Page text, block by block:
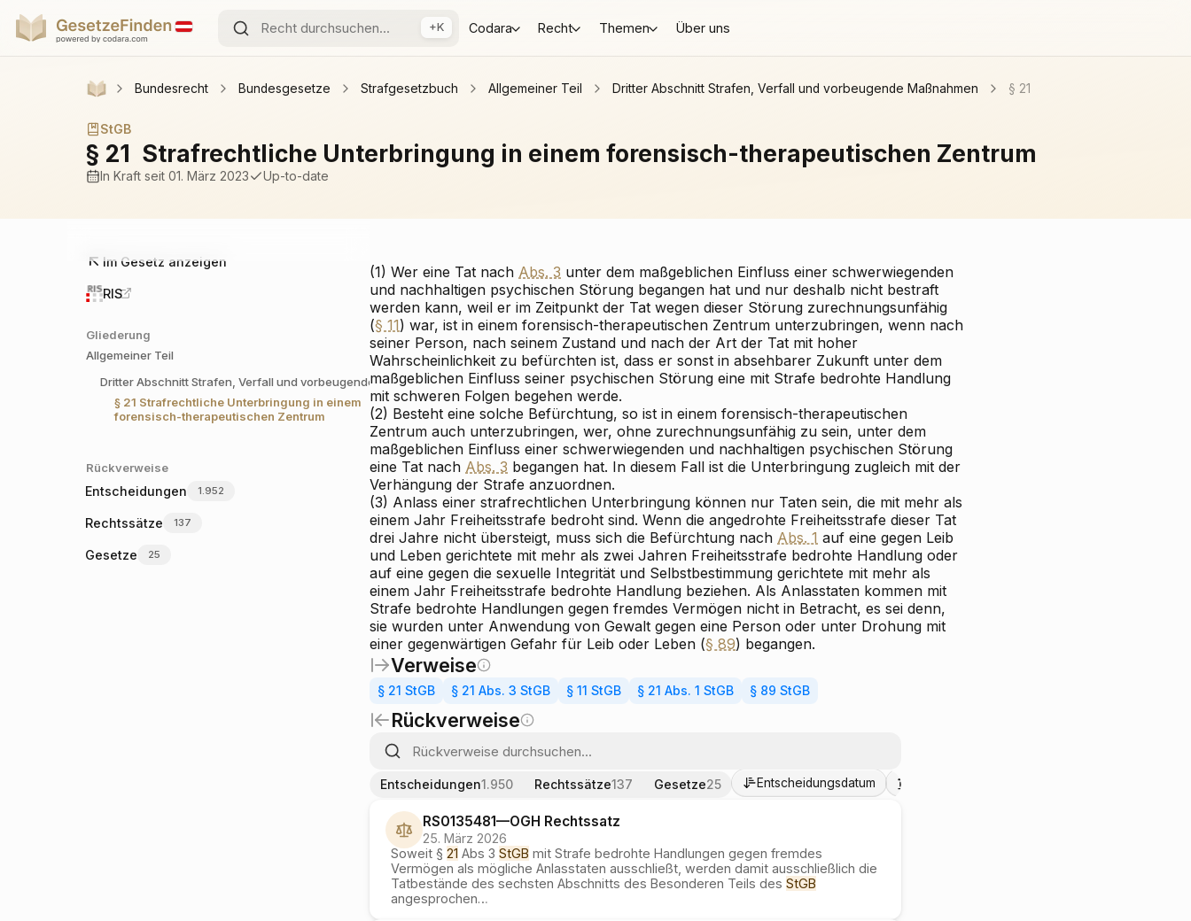
+K Codara Recht Themen Über uns
Bundesrecht Bundesgesetze Strafgesetzbuch Allgemeiner Teil Dritter Abschnitt Strafen, Verfall und vorbeugende Maßnahmen § 21
StGB
§ 21 Strafrechtliche Unterbringung in einem forensisch-therapeutischen Zentrum
In Kraft seit 01. März 2023 Up-to-date
Im Gesetz anzeigen
RIS
Gliederung
Allgemeiner Teil
Dritter AbschnittStrafen, Verfall und vorbeugende Maßnahmen
§ 21 Strafrechtliche Unterbringung in einem
forensisch-therapeutischen Zentrum
Rückverweise
Entscheidungen 1.952
Rechtssätze 137
Gesetze 25
(1) Wer eine Tat nach Abs. 3 unter dem maßgeblichen Einfluss einer schwerwiegenden
und nachhaltigen psychischen Störung begangen hat und nur deshalb nicht bestraft
werden kann, weil er im Zeitpunkt der Tat wegen dieser Störung zurechnungsunfähig
(§ 11) war, ist in einem forensisch-therapeutischen Zentrum unterzubringen, wenn nach
seiner Person, nach seinem Zustand und nach der Art der Tat mit hoher
Wahrscheinlichkeit zu befürchten ist, dass er sonst in absehbarer Zukunft unter dem
maßgeblichen Einfluss seiner psychischen Störung eine mit Strafe bedrohte Handlung
mit schweren Folgen begehen werde.
(2) Besteht eine solche Befürchtung, so ist in einem forensisch-therapeutischen
Zentrum auch unterzubringen, wer, ohne zurechnungsunfähig zu sein, unter dem
maßgeblichen Einfluss einer schwerwiegenden und nachhaltigen psychischen Störung
eine Tat nach Abs. 3 begangen hat. In diesem Fall ist die Unterbringung zugleich mit der
Verhängung der Strafe anzuordnen.
(3) Anlass einer strafrechtlichen Unterbringung können nur Taten sein, die mit mehr als
einem Jahr Freiheitsstrafe bedroht sind. Wenn die angedrohte Freiheitsstrafe dieser Tat
drei Jahre nicht übersteigt, muss sich die Befürchtung nach Abs. 1 auf eine gegen Leib
und Leben gerichtete mit mehr als zwei Jahren Freiheitsstrafe bedrohte Handlung oder
auf eine gegen die sexuelle Integrität und Selbstbestimmung gerichtete mit mehr als
einem Jahr Freiheitsstrafe bedrohte Handlung beziehen. Als Anlasstaten kommen mit
Strafe bedrohte Handlungen gegen fremdes Vermögen nicht in Betracht, es sei denn,
sie wurden unter Anwendung von Gewalt gegen eine Person oder unter Drohung mit
einer gegenwärtigen Gefahr für Leib oder Leben (§ 89) begangen.
Verweise
§ 21 StGB § 21 Abs. 3 StGB § 11 StGB § 21 Abs. 1 StGB § 89 StGB
Rückverweise
Entscheidungen1.950 Rechtssätze137 Gesetze25 Entscheidungsdatum
RS0135481—OGH Rechtssatz
25. März 2026
Soweit § 21 Abs 3 StGB mit Strafe bedrohte Handlungen gegen fremdes
Vermögen als mögliche Anlasstaten ausschließt, werden damit ausschließlich die
Tatbestände des sechsten Abschnitts des Besonderen Teils des StGB
angesprochen…